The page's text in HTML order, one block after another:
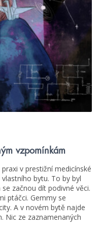
vzpomínkám
v prestižní medicínské
bytu. To by byl
začnou dít podivné věci.
ptáčci. Gemmy se
A v novém bytě najde
Nic ze zaznamenaných